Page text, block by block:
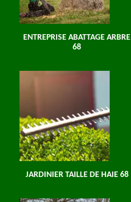
ENTREPRISE ABATTAGE ARBRE
68
JARDINIER TAILLE DE HAIE 68